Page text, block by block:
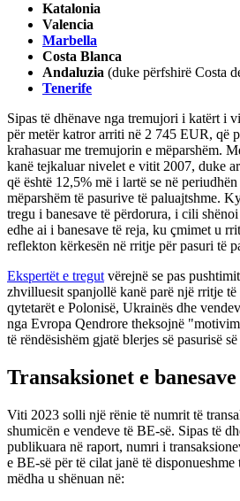
Katalonia
Valencia
Marbella
Costa Blanca
Andaluzia (duke përfshirë Costa
Tenerife
Sipas të dhënave nga tremujori i katërt i
për metër katror arriti në 2 745 EUR, që
krahasuar me tremujorin e mëparshëm.
kanë tejkaluar nivelet e vitit 2007, duke
që është 12,5% më i lartë se në
mëparshëm të pasurive të paluajtshme.
tregu i banesave të përdorura, i cili
edhe ai i banesave të reja, ku çmimet u
reflekton kërkesën në rritje për pasuri të
Ekspertët e tregut vërejnë se pas
zhvilluesit spanjollë kanë parë një rritje të
qytetarët e Polonisë, Ukrainës dhe
nga Evropa Qendrore theksojnë
të rëndësishëm gjatë blerjes së pasurisë
Transaksionet e
Viti 2023 solli një rënie të numrit të
shumicën e vendeve të BE-së. Sipas të
publikuara në raport, numri i
e BE-së për të cilat janë të disponueshme
mëdha u shënuan në: